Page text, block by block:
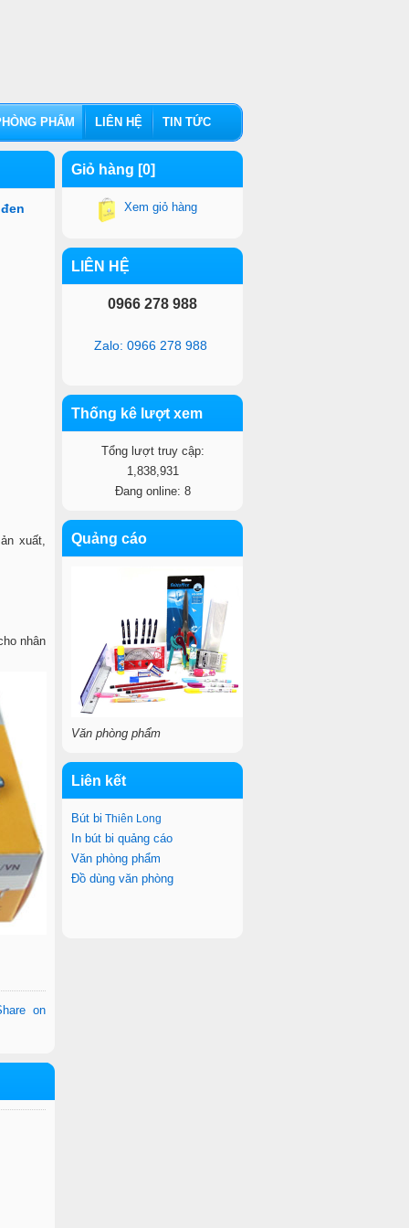
xuất,
nhân
on
Giỏ hàng [0]
Xem giỏ hàng
LIÊN HỆ
0966 278 988
Zalo: 0966 278 988
Thống kê lượt xem
Tổng lượt truy cập:
1,838,931
Đang online: 8
Quảng cáo
Văn phòng phẩm
Liên kết
Bút bi Thiên Long
In bút bi quảng cáo
Văn phòng phẩm
Đồ dùng văn phòng
PHẨM LIÊN HỆ TIN TỨC